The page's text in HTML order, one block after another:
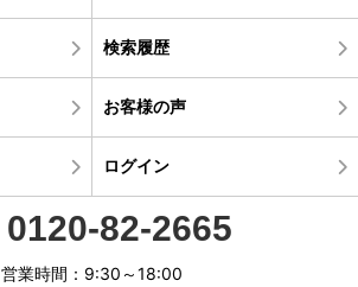
検索履歴
お客様の声
ログイン
0120-82-2665
営業時間：9:30～18:00